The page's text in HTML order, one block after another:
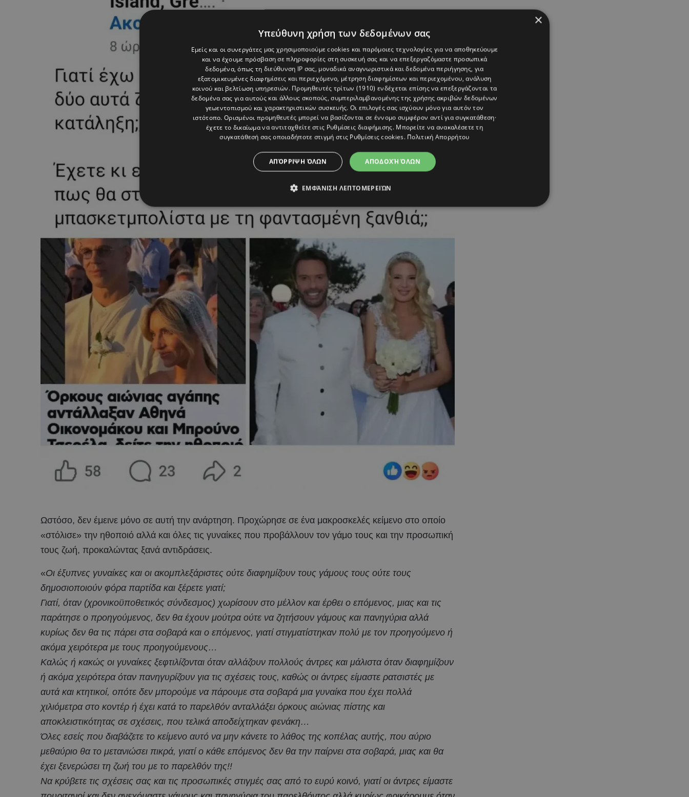
Ωστόσο, δεν έμεινε μόνο σε αυτή την ανάρτηση. Προχώρησε σε ένα μακροσκελές κείμενο στο οποίο
«στόλισε» την ηθοποιό αλλά και όλες τις γυναίκες που προβάλλουν τον γάμο τους και την προσωπική
τους ζωή, προκαλώντας ξανά αντιδράσεις.
«Οι έξυπνες γυναίκες και οι ακομπλεξάριστες ούτε διαφημίζουν τους γάμους τους ούτε τους
δημοσιοποιούν φόρα παρτίδα και ξέρετε γιατί;
Γιατί, όταν (χρονικοϋποθετικός σύνδεσμος) χωρίσουν στο μέλλον και έρθει ο επόμενος, μιας και τις
παράτησε ο προηγούμενος, δεν θα έχουν μούτρα ούτε να ζητήσουν γάμους και πανηγύρια αλλά
κυρίως δεν θα τις πάρει στα σοβαρά και ο επόμενος, γιατί στιγματίστηκαν πολύ με τον προηγούμενο ή
ακόμα χειρότερα με τους προηγούμενους…
Καλώς ή κακώς οι γυναίκες ξεφτιλίζονται όταν αλλάζουν πολλούς άντρες και μάλιστα όταν διαφημίζουν
ή ακόμα χειρότερα όταν πανηγυρίζουν για τις σχέσεις τους, καθώς οι άντρες είμαστε ρατσιστές με
αυτά και κτητικοί, οπότε δεν μπορούμε να πάρουμε στα σοβαρά μια γυναίκα που έχει πολλά
χιλιόμετρα στο κοντέρ ή έχει κατά το παρελθόν ανταλλάξει όρκους αιώνιας πίστης και
αποκλειστικότητας σε σχέσεις, που τελικά αποδείχτηκαν φενάκη…
Όλες εσείς που διαβάζετε το κείμενο αυτό να μην κάνετε το λάθος της κοπέλας αυτής, που αύριο
μεθαύριο θα το μετανιώσει πικρά, γιατί ο κάθε επόμενος δεν θα την παίρνει στα σοβαρά, μιας και θα
έχει ξενερώσει τη ζωή του με το παρελθόν της!!
Να κρύβετε τις σχέσεις σας και τις προσωπικές στιγμές σας από το ευρύ κοινό, γιατί οι άντρες είμαστε
×
Υπεύθυνη χρήση των δεδομένων σας
Εμείς και οι συνεργάτες μας χρησιμοποιούμε cookies και παρόμοιες τεχνολογίες για να αποθηκεύουμε
και να έχουμε πρόσβαση σε πληροφορίες στη συσκευή σας και να επεξεργαζόμαστε προσωπικά
δεδομένα, όπως τη διεύθυνση IP σας, μοναδικά αναγνωριστικά και δεδομένα περιήγησης, για
εξατομικευμένες διαφημίσεις και περιεχόμενο, μέτρηση διαφημίσεων και περιεχομένου, ανάλυση
κοινού και βελτίωση υπηρεσιών. Προμηθευτές τρίτων (1910) ενδέχεται επίσης να επεξεργάζονται τα
δεδομένα σας για αυτούς και άλλους σκοπούς, συμπεριλαμβανομένης της χρήσης ακριβών δεδομένων
γεωεντοπισμού και χαρακτηριστικών συσκευής. Οι επιλογές σας ισχύουν μόνο για αυτόν τον
ιστότοπο. Ορισμένοι προμηθευτές μπορεί να βασίζονται σε έννομο συμφέρον αντί για συγκατάθεση·
έχετε το δικαίωμα να αντιταχθείτε στις Ρυθμίσεις διαφήμισης. Μπορείτε να ανακαλέσετε τη
συγκατάθεσή σας οποιαδήποτε στιγμή στις Ρυθμίσεις cookies. Πολιτική Απορρήτου
ΑΠΟΔΟΧΉ ΌΛΩΝ
ΑΠΌΡΡΙΨΗ ΌΛΩΝ
ΕΜΦΆΝΙΣΗ ΛΕΠΤΟΜΕΡΕΙΏΝ